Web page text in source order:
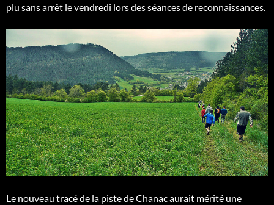
plu sans arrêt le vendredi lors des séances de reconnaissances.
Le nouveau tracé de la piste de Chanac aurait mérité une